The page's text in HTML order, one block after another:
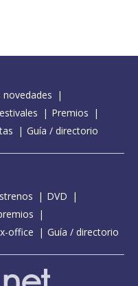
novedades
Premios
Guía / directorio
DVD
office Guía / directorio